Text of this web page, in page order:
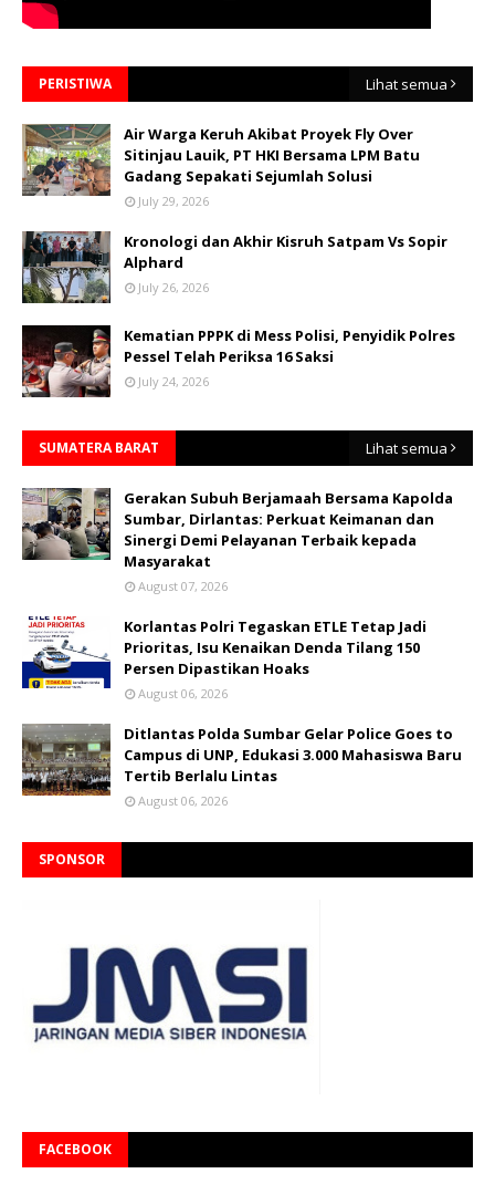
PERISTIWA Lihat semua
Air Warga Keruh Akibat Proyek Fly Over
Sitinjau Lauik, PT HKI Bersama LPM Batu
Gadang Sepakati Sejumlah Solusi
July 29, 2026
Kronologi dan Akhir Kisruh Satpam Vs Sopir
Alphard
July 26, 2026
Kematian PPPK di Mess Polisi, Penyidik Polres
Pessel Telah Periksa 16 Saksi
July 24, 2026
SUMATERA BARAT Lihat semua
Gerakan Subuh Berjamaah Bersama Kapolda
Sumbar, Dirlantas: Perkuat Keimanan dan
Sinergi Demi Pelayanan Terbaik kepada
Masyarakat
August 07, 2026
Korlantas Polri Tegaskan ETLE Tetap Jadi
Prioritas, Isu Kenaikan Denda Tilang 150
Persen Dipastikan Hoaks
August 06, 2026
Ditlantas Polda Sumbar Gelar Police Goes to
Campus di UNP, Edukasi 3.000 Mahasiswa Baru
Tertib Berlalu Lintas
August 06, 2026
SPONSOR
FACEBOOK